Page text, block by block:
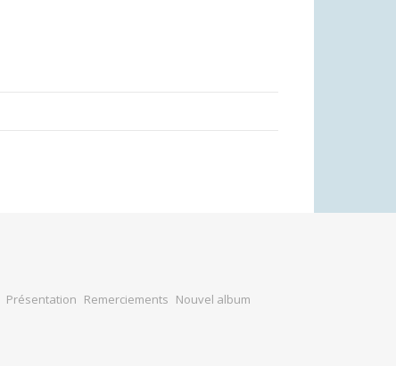
Présentation Remerciements Nouvel album